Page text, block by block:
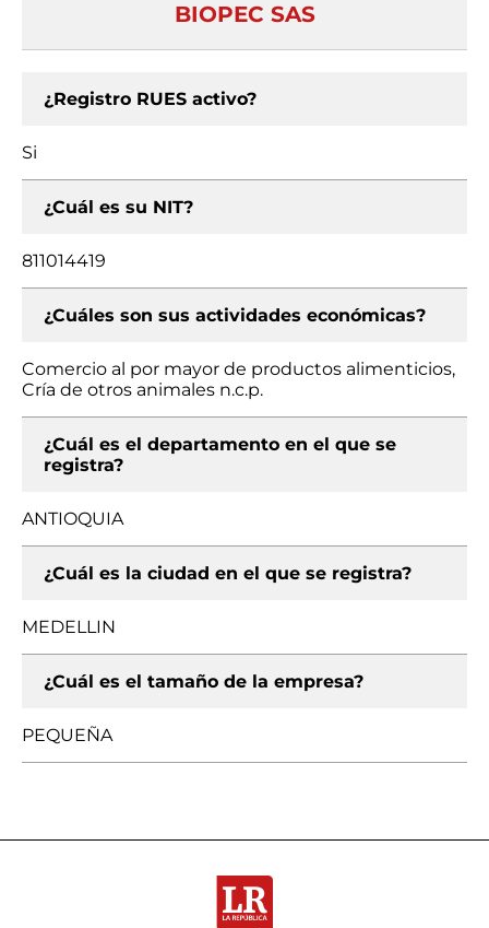
BIOPEC SAS
¿Registro RUES activo?
Si
¿Cuál es su NIT?
811014419
¿Cuáles son sus actividades económicas?
Comercio al por mayor de productos alimenticios,
Cría de otros animales n.c.p.
¿Cuál es el departamento en el que se
registra?
ANTIOQUIA
¿Cuál es la ciudad en el que se registra?
MEDELLIN
¿Cuál es el tamaño de la empresa?
PEQUEÑA